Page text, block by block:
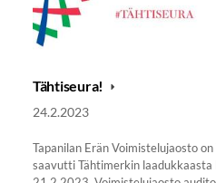
Tähtiseura!
24.2.2023
Tapanilan Erän Voimistelujaosto
saavutti Tähtimerkin